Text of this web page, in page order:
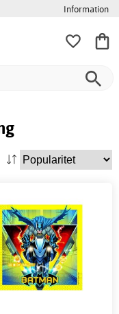
Information